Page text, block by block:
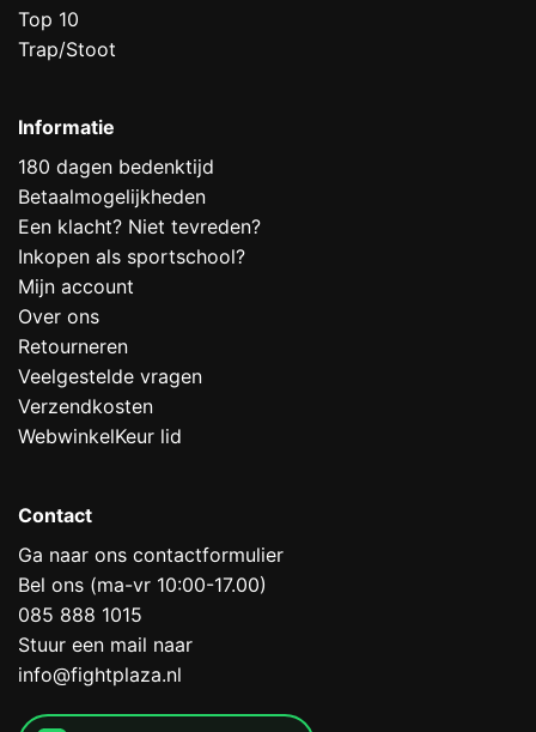
Top 10
Trap/Stoot
Informatie
180 dagen bedenktijd
Betaalmogelijkheden
Een klacht? Niet tevreden?
Inkopen als sportschool?
Mijn account
Over ons
Retourneren
Veelgestelde vragen
Verzendkosten
WebwinkelKeur lid
Contact
Ga naar ons contactformulier
Bel ons (ma-vr 10:00-17.00)
085 888 1015
Stuur een mail naar
info@fightplaza.nl